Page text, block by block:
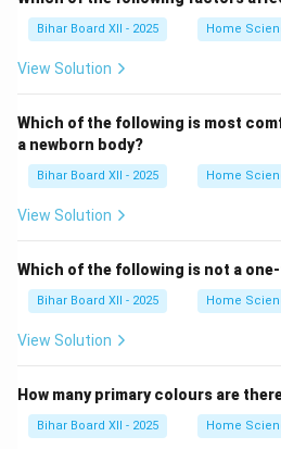
नदियों और समुद्रों का पानी विभिन्न
से प्रदूषित हो सकता है, जैसे औद्योगिक
गंदगी। इसके अलावा, कुएँ का जल भी
संरक्षण ठीक से न किया गया हो।
हद तक प्रदूषित हो सकता है, फिर भी यह
तुलना में अधिक शुद्ध और सुरक्षित माना
Bihar Board XII - 2025 Home
View Solution
Which of the following is most
a newborn body?
Bihar Board XII - 2025 Home
View Solution
Which of the following is not a
Bihar Board XII - 2025 Home
View Solution
How many primary colours are
Bihar Board XII - 2025 Home